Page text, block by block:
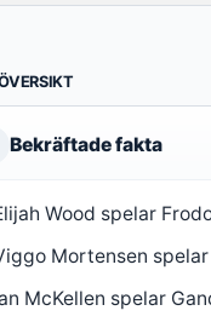
Bekräftade fakta
Wood spelar
Mortensen
McKellen spelar